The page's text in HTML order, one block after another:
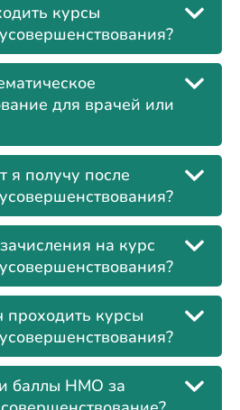
курсы
для врачей или
я получу после
на курс
проходить курсы
баллы НМО за